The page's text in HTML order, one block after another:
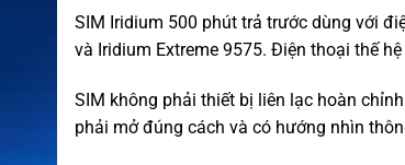
SIM Iridium 500 phút trả trước dùng với
và Iridium Extreme 9575. Điện thoại thế
SIM không phải thiết bị liên lạc hoàn
phải mở đúng cách và có hướng nhìn